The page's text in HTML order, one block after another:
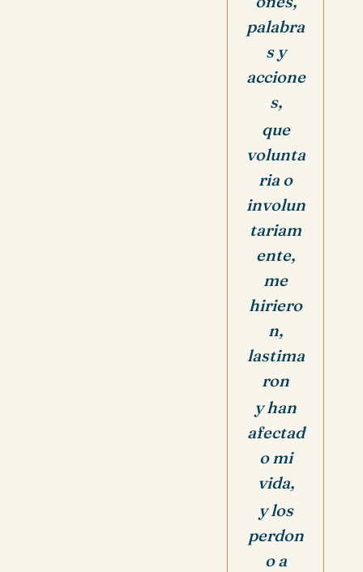
palabra
s y
accione
s,
que
volunta
ria o
involun
tariam
ente,
me
hiriero
n,
lastima
ron
y han
afectad
o mi
vida,
y los
perdon
o a